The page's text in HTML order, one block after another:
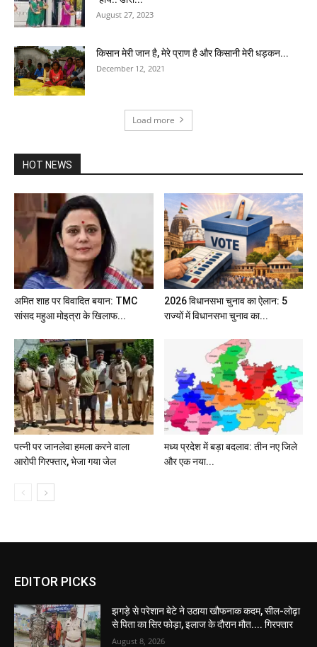
August 27, 2023
किसान मेरी जान है, मेरे प्राण है और किसानी मेरी धड़कन...
December 12, 2021
Load more
HOT NEWS
अमित शाह पर विवादित बयान: TMC
सांसद महुआ मोइत्रा के खिलाफ...
2026 विधानसभा चुनाव का ऐलान: 5
राज्यों में विधानसभा चुनाव का...
पत्नी पर जानलेवा हमला करने वाला
आरोपी गिरफ्तार, भेजा गया जेल
मध्य प्रदेश में बड़ा बदलाव: तीन नए जिले
और एक नया...
EDITOR PICKS
झगड़े से परेशान बेटे ने उठाया खौफनाक कदम, सील-लोढ़ा
से पिता का सिर फोड़ा, इलाज के दौरान मौत.... गिरफ्तार
August 8, 2026